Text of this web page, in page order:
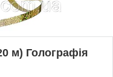
м) Голографія